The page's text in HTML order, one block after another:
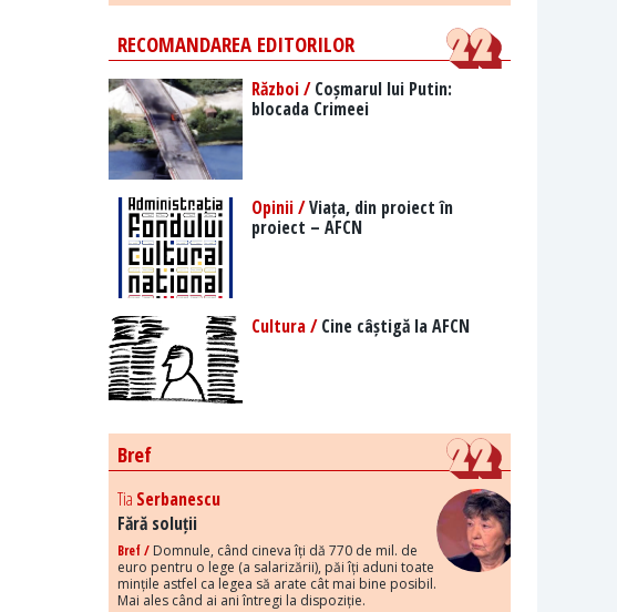
RECOMANDAREA EDITORILOR
Război /Coșmarul lui Putin:
blocada Crimeei
Opinii /Viața, din proiect în
proiect – AFCN
Cultura /Cine câștigă la AFCN
Bref
Tia Serbanescu
Fără soluții
Bref / Domnule, când cineva îți dă 770 de mil. de
euro pentru o lege (a salarizării), păi îți aduni toate
mințile astfel ca legea să arate cât mai bine posibil.
Mai ales când ai ani întregi la dispoziție.